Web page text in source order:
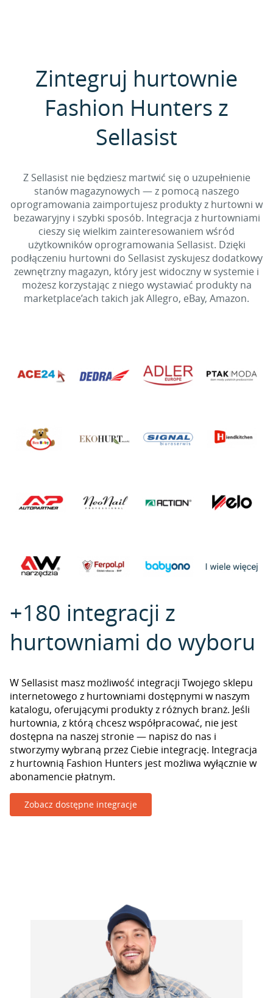
Zintegruj hurtownie
Fashion Hunters z
Sellasist
Z Sellasist nie będziesz martwić się o uzupełnienie
stanów magazynowych — z pomocą naszego
oprogramowania zaimportujesz produkty z hurtowni w
bezawaryjny i szybki sposób. Integracja z hurtowniami
cieszy się wielkim zainteresowaniem wśród
użytkowników oprogramowania Sellasist. Dzięki
podłączeniu hurtowni do Sellasist zyskujesz dodatkowy
zewnętrzny magazyn, który jest widoczny w systemie i
możesz korzystając z niego wystawiać produkty na
marketplace’ach takich jak Allegro, eBay, Amazon.
+180 integracji z
hurtowniami do wyboru
W Sellasist masz możliwość integracji Twojego sklepu
internetowego z hurtowniami dostępnymi w naszym
katalogu, oferującymi produkty z różnych branż. Jeśli
hurtownia, z którą chcesz współpracować, nie jest
dostępna na naszej stronie — napisz do nas i
stworzymy wybraną przez Ciebie integrację. Integracja
z hurtownią Fashion Hunters jest możliwa wyłącznie w
abonamencie płatnym.
Zobacz dostępne integracje